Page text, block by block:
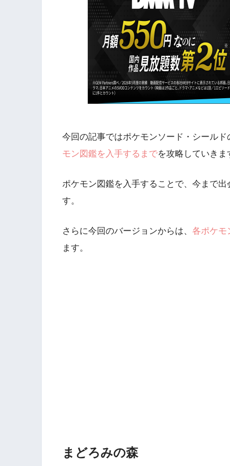
今回の記事ではポケモンソード・シールド
モン図鑑を入手するまでを攻略していきま
ポケモン図鑑を入手することで、今まで
す。
さらに今回のバージョンからは、 各ポケモ
ます。
まどろみの森